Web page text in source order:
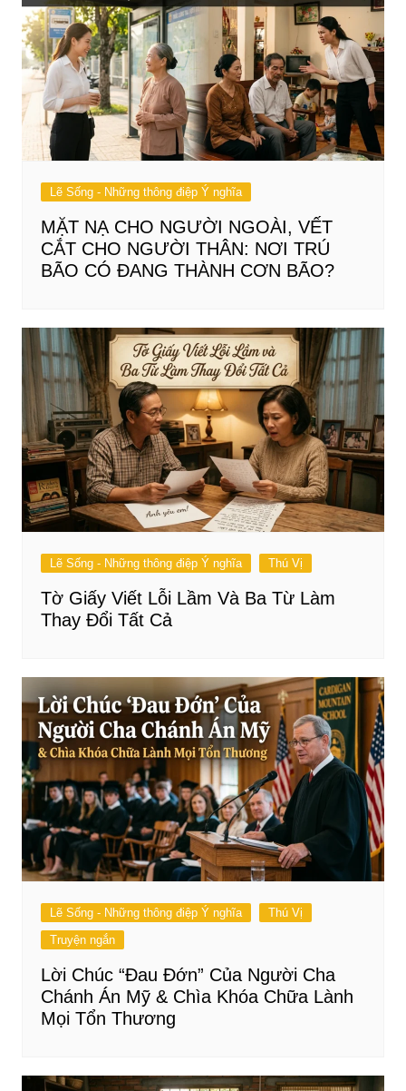
Lẽ Sống - Những thông điệp Ý nghĩa
MẶT NẠ CHO NGƯỜI NGOÀI, VẾT
CẮT CHO NGƯỜI THÂN: NƠI TRÚ
BÃO CÓ ĐANG THÀNH CƠN BÃO?
Lẽ Sống - Những thông điệp Ý nghĩa Thú Vị
Tờ Giấy Viết Lỗi Lầm Và Ba Từ Làm
Thay Đổi Tất Cả
Lẽ Sống - Những thông điệp Ý nghĩa
Thú Vị
Truyện ngắn
Lời Chúc “Đau Đớn” Của Người Cha
Chánh Án Mỹ & Chìa Khóa Chữa Lành
Mọi Tổn Thương